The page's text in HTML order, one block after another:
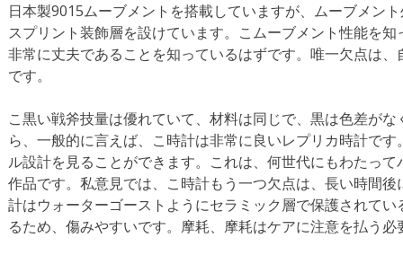
日本製9015ムーブメントを搭載していますが、ムーブメン
スプリント装飾層を設けています。こムーブメント性能を
非常に丈夫であることを知っているはずです。唯一欠点は
です。
こ黒い戦斧技量は優れていて、材料は同じで、黒は色差が
ら、一般的に言えば、こ時計は非常に良いレプリカ時計で
ル設計を見ることができます。これは、何世代にもわたっ
作品です。私意見では、こ時計もう一つ欠点は、長い時間
計はウォーターゴーストようにセラミック層で保護されて
るため、傷みやすいです。摩耗、摩耗はケアに注意を払う必